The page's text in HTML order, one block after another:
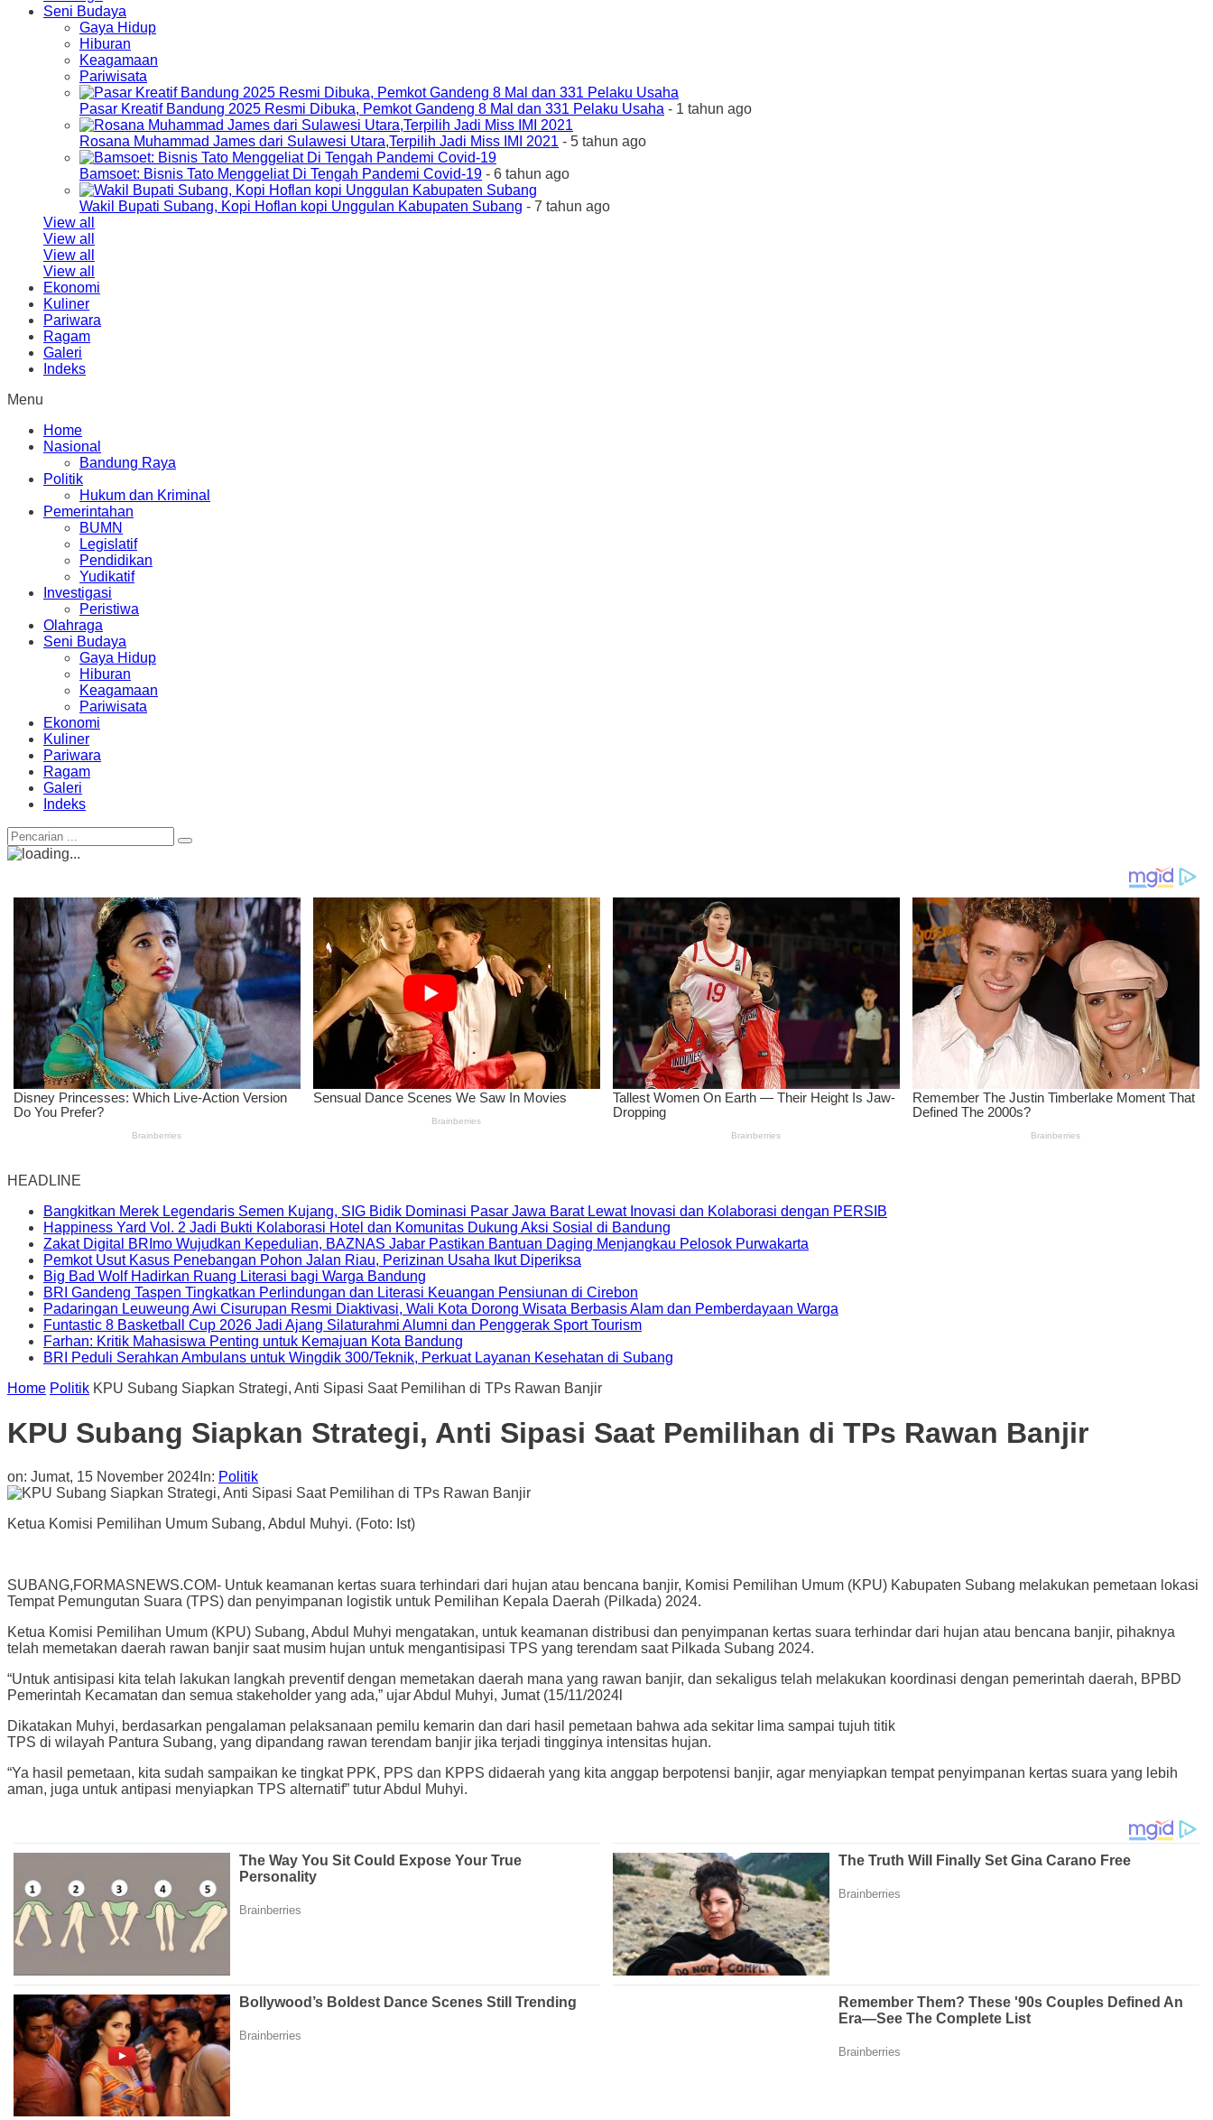
Seni Budaya
Gaya Hidup
Hiburan
Keagamaan
Pariwisata
Pasar Kreatif Bandung 2025 Resmi Dibuka, Pemkot Gandeng 8 Mal dan 331 Pelaku Usaha - 1 tahun ago
Rosana Muhammad James dari Sulawesi Utara,Terpilih Jadi Miss IMI 2021 - 5 tahun ago
Bamsoet: Bisnis Tato Menggeliat Di Tengah Pandemi Covid-19 - 6 tahun ago
Wakil Bupati Subang, Kopi Hoflan kopi Unggulan Kabupaten Subang - 7 tahun ago
View all
View all
View all
View all
Ekonomi
Kuliner
Pariwara
Ragam
Galeri
Indeks
Menu
Home
Nasional
Bandung Raya
Politik
Hukum dan Kriminal
Pemerintahan
BUMN
Legislatif
Pendidikan
Yudikatif
Investigasi
Peristiwa
Olahraga
Seni Budaya
Gaya Hidup
Hiburan
Keagamaan
Pariwisata
Ekonomi
Kuliner
Pariwara
Ragam
Galeri
Indeks
HEADLINE
Bangkitkan Merek Legendaris Semen Kujang, SIG Bidik Dominasi Pasar Jawa Barat Lewat Inovasi dan Kolaborasi dengan PERSIB
Happiness Yard Vol. 2 Jadi Bukti Kolaborasi Hotel dan Komunitas Dukung Aksi Sosial di Bandung
Zakat Digital BRImo Wujudkan Kepedulian, BAZNAS Jabar Pastikan Bantuan Daging Menjangkau Pelosok Purwakarta
Pemkot Usut Kasus Penebangan Pohon Jalan Riau, Perizinan Usaha Ikut Diperiksa
Big Bad Wolf Hadirkan Ruang Literasi bagi Warga Bandung
BRI Gandeng Taspen Tingkatkan Perlindungan dan Literasi Keuangan Pensiunan di Cirebon
Padaringan Leuweung Awi Cisurupan Resmi Diaktivasi, Wali Kota Dorong Wisata Berbasis Alam dan Pemberdayaan Warga
Funtastic 8 Basketball Cup 2026 Jadi Ajang Silaturahmi Alumni dan Penggerak Sport Tourism
Farhan: Kritik Mahasiswa Penting untuk Kemajuan Kota Bandung
BRI Peduli Serahkan Ambulans untuk Wingdik 300/Teknik, Perkuat Layanan Kesehatan di Subang
Home Politik KPU Subang Siapkan Strategi, Anti Sipasi Saat Pemilihan di TPs Rawan Banjir
KPU Subang Siapkan Strategi, Anti Sipasi Saat Pemilihan di TPs Rawan Banjir
on: Jumat, 15 November 2024 In: Politik
Ketua Komisi Pemilihan Umum Subang, Abdul Muhyi. (Foto: Ist)
SUBANG,FORMASNEWS.COM- Untuk keamanan kertas suara terhindari dari hujan atau bencana banjir, Komisi Pemilihan Umum (KPU) Kabupaten Subang melakukan pemetaan lokasi
Tempat Pemungutan Suara (TPS) dan penyimpanan logistik untuk Pemilihan Kepala Daerah (Pilkada) 2024.
Ketua Komisi Pemilihan Umum (KPU) Subang, Abdul Muhyi mengatakan, untuk keamanan distribusi dan penyimpanan kertas suara terhindar dari hujan atau bencana banjir, pihaknya
telah memetakan daerah rawan banjir saat musim hujan untuk mengantisipasi TPS yang terendam saat Pilkada Subang 2024.
“Untuk antisipasi kita telah lakukan langkah preventif dengan memetakan daerah mana yang rawan banjir, dan sekaligus telah melakukan koordinasi dengan pemerintah daerah, BPBD
Pemerintah Kecamatan dan semua stakeholder yang ada,” ujar Abdul Muhyi, Jumat (15/11/2024l
Dikatakan Muhyi, berdasarkan pengalaman pelaksanaan pemilu kemarin dan dari hasil pemetaan bahwa ada sekitar lima sampai tujuh titik
TPS di wilayah Pantura Subang, yang dipandang rawan terendam banjir jika terjadi tingginya intensitas hujan.
“Ya hasil pemetaan, kita sudah sampaikan ke tingkat PPK, PPS dan KPPS didaerah yang kita anggap berpotensi banjir, agar menyiapkan tempat penyimpanan kertas suara yang lebih
aman, juga untuk antipasi menyiapkan TPS alternatif” tutur Abdul Muhyi.